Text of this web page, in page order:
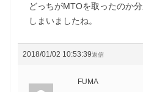
どっちがMTOを取ったのか
しまいましたね。
2018/01/02 10:53:39返信
FUMA